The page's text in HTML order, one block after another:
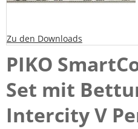
Zu den Downloads
PIKO
Set mit
Intercity V